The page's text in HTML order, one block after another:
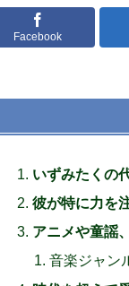
Facebook
いずみたくの
彼が特に力を
アニメや童謡
音楽ジャン